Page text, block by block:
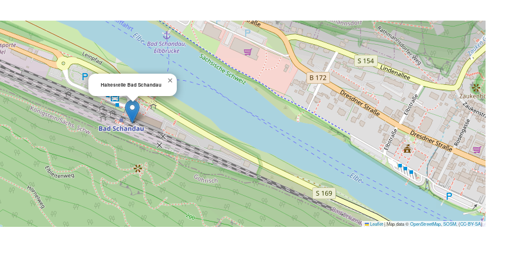
Haltestelle Bad Schandau ×
Leaflet|Map data ©OpenStreetMap SOSM , (CC-BY-SA)